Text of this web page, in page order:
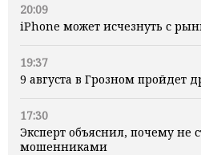
20:09
iPhone может исчезнуть с
19:37
9 августа в Грозном пройдет
17:30
Эксперт объяснил, почему не
мошенниками